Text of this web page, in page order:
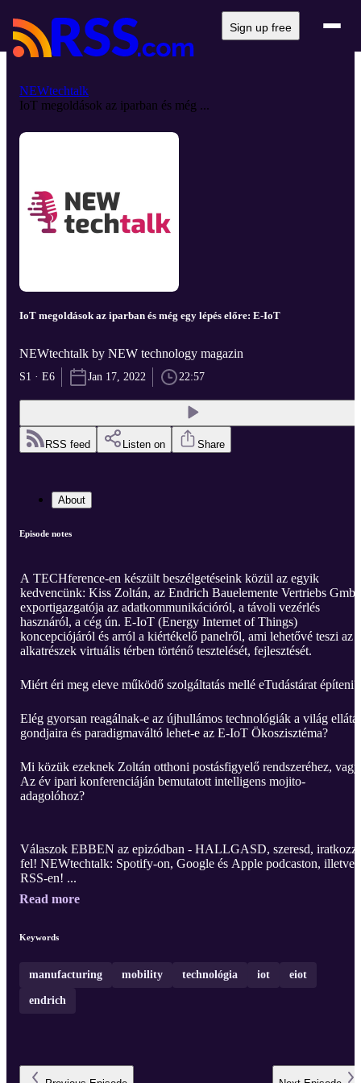
Sign up free
NEWtechtalk
IoT megoldások az iparban és még ...
IoT megoldások az iparban és még egy lépés előre: E-IoT
NEWtechtalk by NEW technology magazin
S1 · E6 Jan 17, 2022 22:57
RSS feed Listen on Share
About
Episode notes
A TECHference-en készült beszélgetéseink közül az egyik
kedvencünk: Kiss Zoltán, az Endrich Bauelemente Vertriebs
exportigazgatója az adatkommunikációról, a távoli vezérlés
hasznáról, a cég ún. E-IoT (Energy Internet of Things)
koncepciójáról és arról a kiértékelő panelről, ami lehetővé teszi az
alkatrészek virtuális térben történő tesztelését, fejlesztését.
Miért éri meg eleve működő szolgáltatás mellé eTudástárat építeni?
Elég gyorsan reagálnak-e az újhullámos technológiák a világ
gondjaira és paradigmaváltó lehet-e az E-IoT Ökoszisztéma?
Mi közük ezeknek Zoltán otthoni postásfigyelő rendszeréhez, vagy
Az év ipari konferenciáján bemutatott intelligens mojito-
adagolóhoz?
Válaszok EBBEN az epizódban - HALLGASD, szeresd, iratkozz
fel! NEWtechtalk: Spotify-on, Google és Apple podcaston, illetve
RSS-en! ...
Read more
Keywords
manufacturing mobility technológia iot eiot
endrich